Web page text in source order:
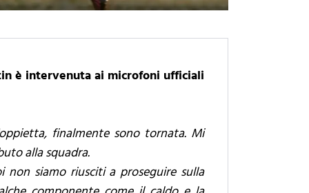
è intervenuta ai microfoni ufficiali
finalmente sono tornata. Mi
alla squadra.
siamo riusciti a proseguire sulla